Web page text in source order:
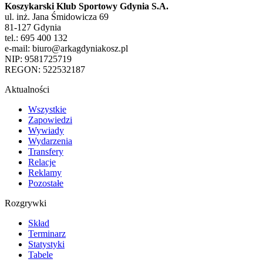
Koszykarski Klub Sportowy Gdynia S.A.
ul. inż. Jana Śmidowicza 69
81-127 Gdynia
tel.: 695 400 132
e-mail: biuro@arkagdyniakosz.pl
NIP: 9581725719
REGON: 522532187
Aktualności
Wszystkie
Zapowiedzi
Wywiady
Wydarzenia
Transfery
Relacje
Reklamy
Pozostałe
Rozgrywki
Skład
Terminarz
Statystyki
Tabele